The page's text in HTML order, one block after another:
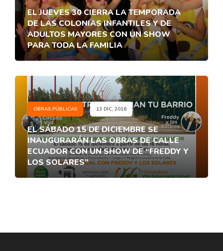
EL JUEVES 30 CIERRA LA TEMPORADA
DE LAS COLONIAS INFANTILES Y DE
ADULTOS MAYORES CON UN SHOW
PARA TODA LA FAMILIA
OBRAS PÚBLICAS 13 DIC, 2018
EL SÁBADO 15 DE DICIEMBRE SE
INAUGURARÁN LAS OBRAS DE CALLE
ECUADOR CON UN SHOW DE “FREDDY Y
LOS SOLARES”